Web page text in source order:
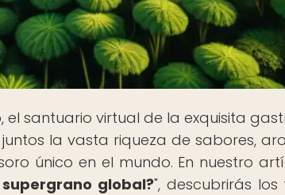
, el santuario virtual de la exquisita
la vasta riqueza de sabores,
único en el mundo. En nuestro
global?", descubrirás